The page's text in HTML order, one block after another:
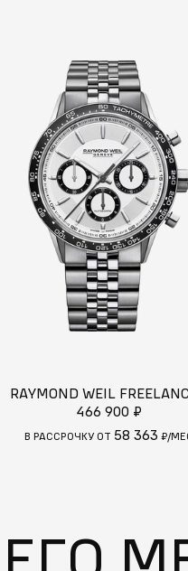
RAYMOND WEIL
466 900 ₽
В РАССРОЧКУ ОТ 58 363 ₽/